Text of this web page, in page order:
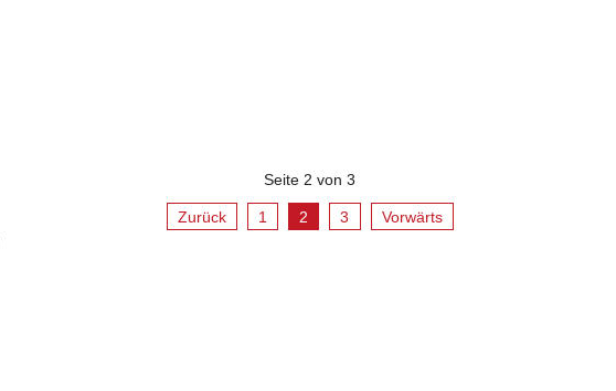
Seite 2 von 3
Zurück 1 2 3 Vorwärts